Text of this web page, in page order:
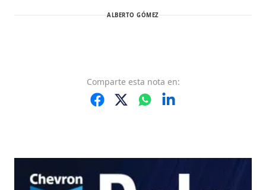
ALBERTO GÓMEZ
Comparte esta nota en: